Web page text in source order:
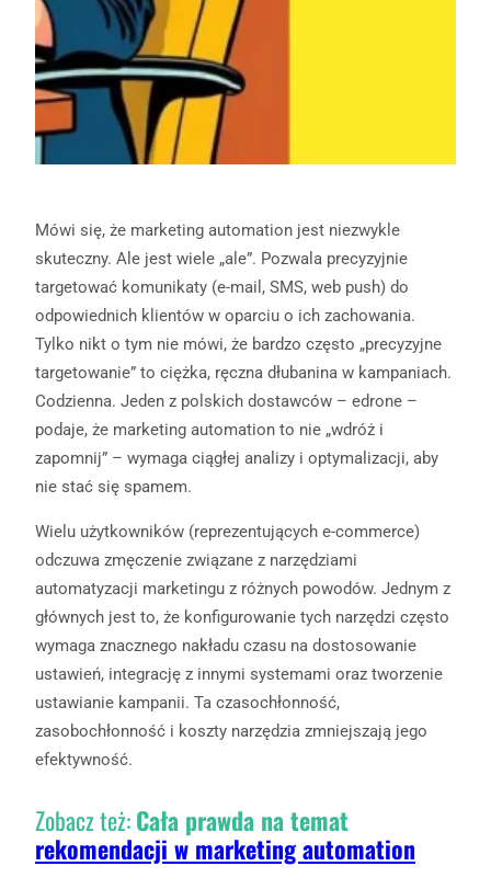
Mówi się, że marketing automation jest niezwykle
skuteczny. Ale jest wiele „ale”. Pozwala precyzyjnie
targetować komunikaty (e-mail, SMS, web push) do
odpowiednich klientów w oparciu o ich zachowania.
Tylko nikt o tym nie mówi, że bardzo często „precyzyjne
targetowanie” to ciężka, ręczna dłubanina w kampaniach.
Codzienna. Jeden z polskich dostawców – edrone –
podaje, że marketing automation to nie „wdróż i
zapomnij” – wymaga ciągłej analizy i optymalizacji, aby
nie stać się spamem.
Wielu użytkowników (reprezentujących e-commerce)
odczuwa zmęczenie związane z narzędziami
automatyzacji marketingu z różnych powodów. Jednym z
głównych jest to, że konfigurowanie tych narzędzi często
wymaga znacznego nakładu czasu na dostosowanie
ustawień, integrację z innymi systemami oraz tworzenie
ustawianie kampanii. Ta czasochłonność,
zasobochłonność i koszty narzędzia zmniejszają jego
efektywność.
Zobacz też:Cała prawda na temat
rekomendacji w marketing automation